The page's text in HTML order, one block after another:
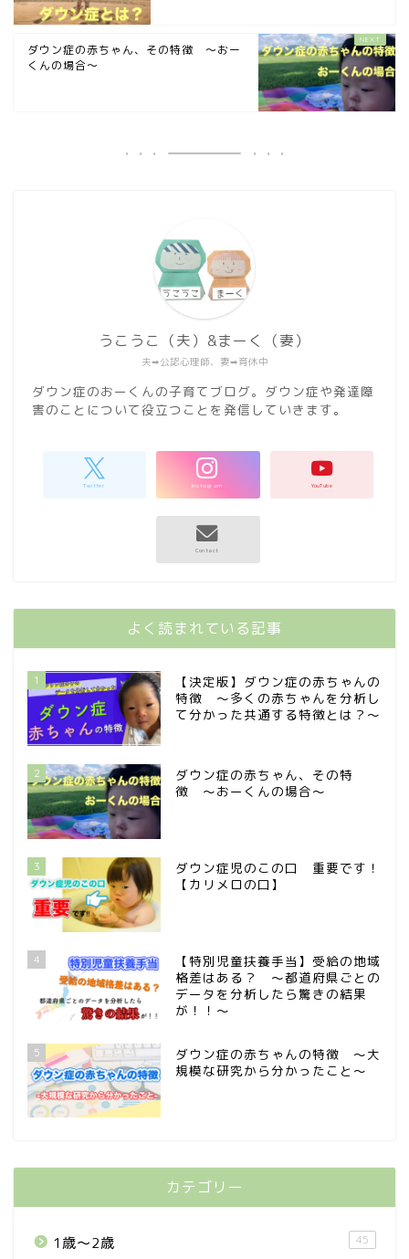
ダウン症の赤ちゃん、その特徴 〜おー
くんの場合〜
夫➡︎公認心理師、妻➡︎育休中
うこうこ（夫）&まーく（妻）
ダウン症のおーくんの子育てブログ。ダウン症や発達障
害のことについて役立つことを発信していきます。
よく読まれている記事
1
【決定版】ダウン症の赤ちゃんの
特徴 〜多くの赤ちゃんを分析し
て分かった共通する特徴とは？〜
2
ダウン症の赤ちゃん、その特
徴 〜おーくんの場合〜
3
ダウン症児のこの口 重要です！
【カリメロの口】
4
【特別児童扶養手当】受給の地域
格差はある？ 〜都道府県ごとの
データを分析したら驚きの結果
が！！〜
5
ダウン症の赤ちゃんの特徴 〜大
規模な研究から分かったこと〜
カテゴリー
1歳〜2歳 45